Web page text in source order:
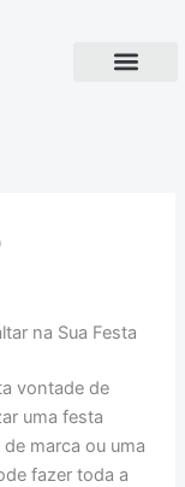
na Sua Festa
vontade de
uma festa
marca ou uma
fazer toda a